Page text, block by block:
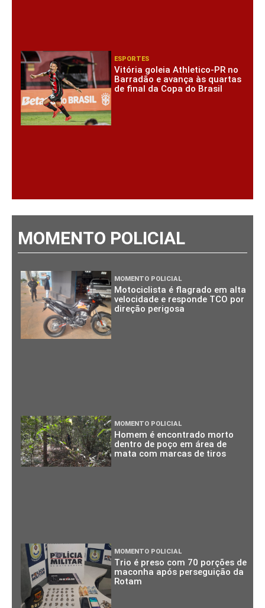
ESPORTES
Vitória goleia Athletico-PR no
Barradão e avança às quartas
de final da Copa do Brasil
MOMENTO POLICIAL
MOMENTO POLICIAL
Motociclista é flagrado em alta
velocidade e responde TCO por
direção perigosa
MOMENTO POLICIAL
Homem é encontrado morto
dentro de poço em área de
mata com marcas de tiros
MOMENTO POLICIAL
Trio é preso com 70 porções de
maconha após perseguição da
Rotam